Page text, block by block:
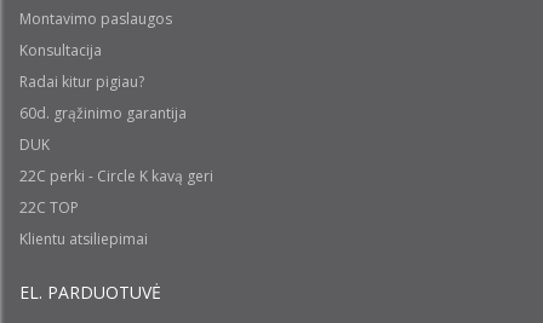
Montavimo paslaugos
Konsultacija
Radai kitur pigiau?
60d. grąžinimo garantija
DUK
22C perki - Circle K kavą geri
22C TOP
Klientu atsiliepimai
EL. PARDUOTUVĖ